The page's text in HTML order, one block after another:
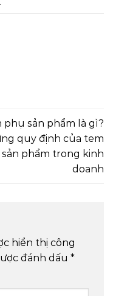
phụ sản phẩm là gì?
quy định của tem
phẩm trong kinh
doanh
hiển thị công
đánh dấu *